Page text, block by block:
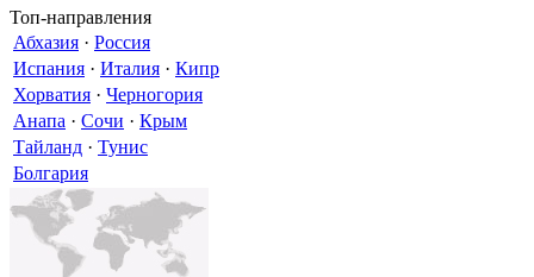
Топ-направления
Абхазия · Россия
Испания · Италия · Кипр
Хорватия · Черногория
Анапа · Сочи · Крым
Тайланд · Тунис
Болгария